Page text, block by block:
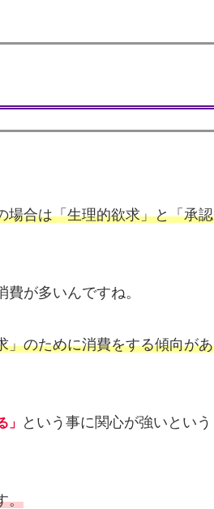
場合は「生理的欲求」と「承認
が多いんですね。
」のために消費をする傾向があ
」
という事に関心が強いという
。